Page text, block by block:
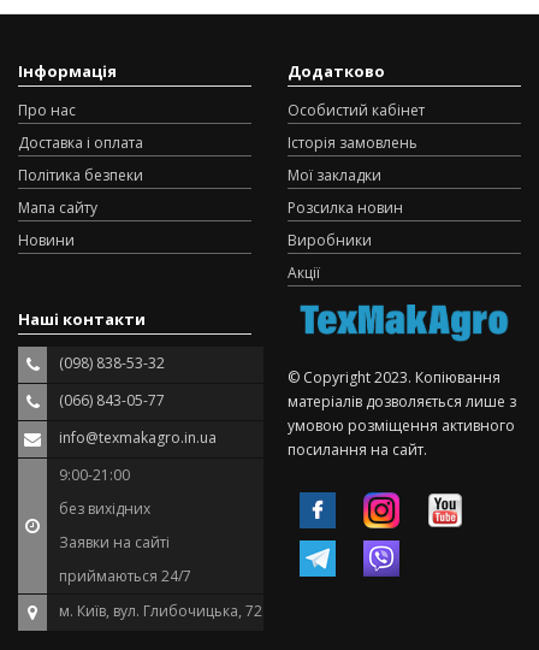
Інформація
Про нас
Доставка і оплата
Політика безпеки
Мапа сайту
Новини
Додатково
Особистий кабінет
Історія замовлень
Мої закладки
Розсилка новин
Виробники
Акції
Наші контакти
(098) 838-53-32
(066) 843-05-77
info@texmakagro.in.ua
9:00-21:00
без вихідних
Заявки на сайті
приймаються 24/7
м. Київ, вул. Глибочицька, 72
© Copyright 2023. Копіювання
матеріалів дозволяється лише з
умовою розміщення активного
посилання на сайт.